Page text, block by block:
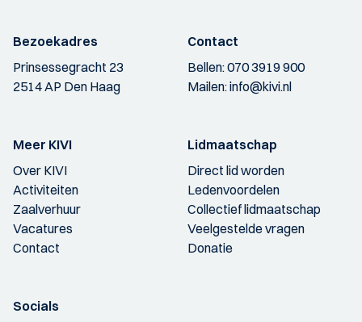
Bezoekadres
Prinsessegracht 23
2514 AP Den Haag
Contact
Bellen:070 3919 900
Mailen:info@kivi.nl
Meer KIVI
Over KIVI
Activiteiten
Zaalverhuur
Vacatures
Contact
Lidmaatschap
Direct lid worden
Ledenvoordelen
Collectief lidmaatschap
Veelgestelde vragen
Donatie
Socials